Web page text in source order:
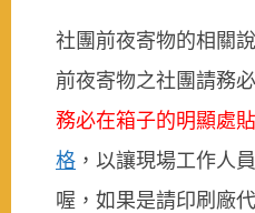
社團前夜寄物的相關
前夜寄物之社團請務
務必在箱子的明顯處
格 ，以讓現場工作人
喔，如果是請印刷廠